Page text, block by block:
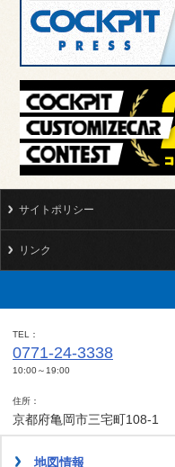
サイトポリシー
リンク
TEL
0771-24-3338
10:00～19:00
住所
京都府亀岡市三宅町108-1
地図情報